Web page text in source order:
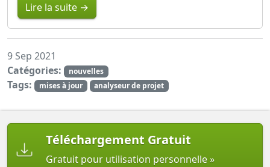
Lire la suite →
9 Sep 2021
Catégories:
nouvelles
Tags: mises à jour analyseur de projet
Téléchargement Gratuit
Gratuit pour utilisation personnelle